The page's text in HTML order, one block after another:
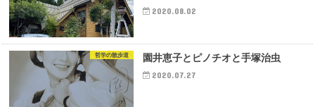
2020.08.02
哲学の散歩道 園井恵子とピノチオと手塚治虫
2020.07.27